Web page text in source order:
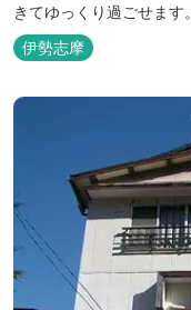
きてゆっくり過ごせます。
伊勢志摩